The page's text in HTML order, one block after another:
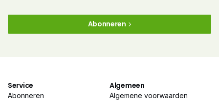
Abonneren
Service
Abonneren
Algemeen
Algemene voorwaarden